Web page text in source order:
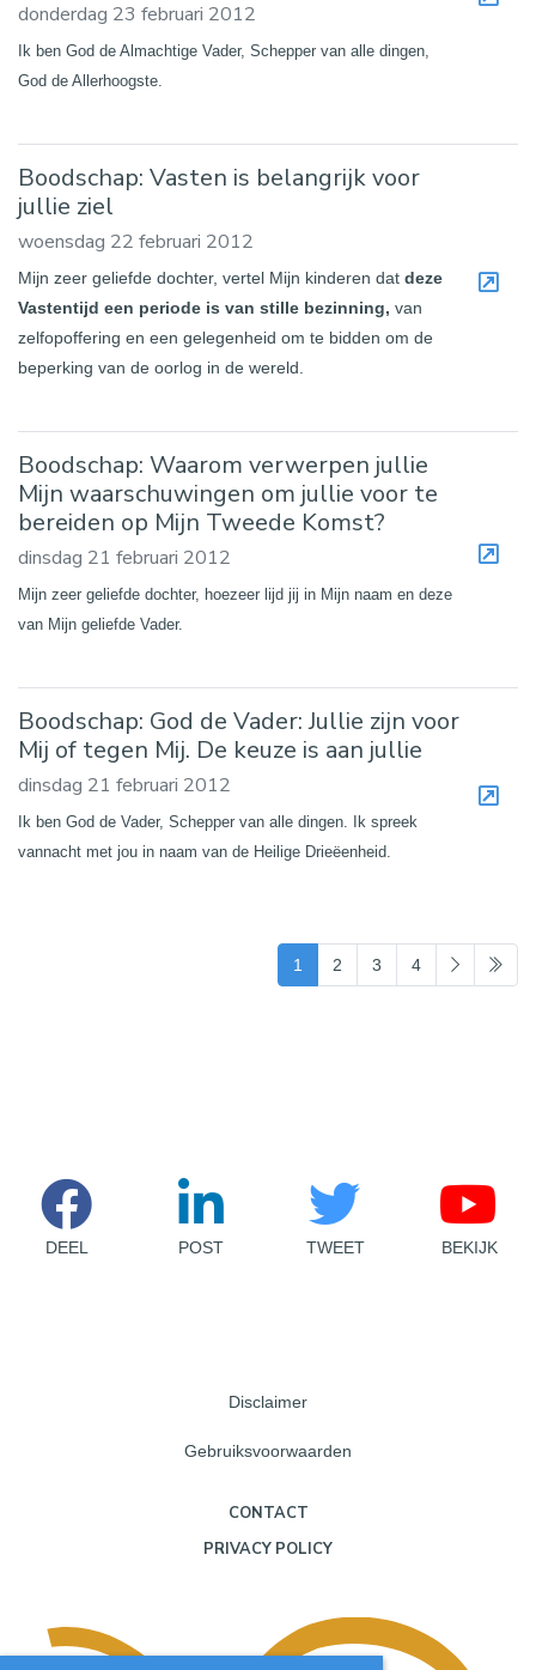
donderdag 23 februari 2012
Ik ben God de Almachtige Vader, Schepper van alle dingen,
God de Allerhoogste.
Boodschap: Vasten is belangrijk voor
jullie ziel
woensdag 22 februari 2012
Mijn zeer geliefde dochter, vertel Mijn kinderen dat deze
Vastentijd een periode is van stille bezinning, van
zelfopoffering en een gelegenheid om te bidden om de
beperking van de oorlog in de wereld.
Boodschap: Waarom verwerpen jullie
Mijn waarschuwingen om jullie voor te
bereiden op Mijn Tweede Komst?
dinsdag 21 februari 2012
Mijn zeer geliefde dochter, hoezeer lijd jij in Mijn naam en deze
van Mijn geliefde Vader.
Boodschap: God de Vader: Jullie zijn voor
Mij of tegen Mij. De keuze is aan jullie
dinsdag 21 februari 2012
Ik ben God de Vader, Schepper van alle dingen. Ik spreek
vannacht met jou in naam van de Heilige Drieëenheid.
1 (current)
2 3 4
DEEL POST TWEET BEKIJK
Disclaimer
Gebruiksvoorwaarden
CONTACT
PRIVACY POLICY